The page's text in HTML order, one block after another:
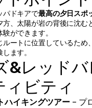
パドキアで最高の夕日スポ
方、太陽が岩の背後に沈む
ができます。
ルートに位置しているため
ます。
&レッド
ィビティ
ハイキングツアー – プ